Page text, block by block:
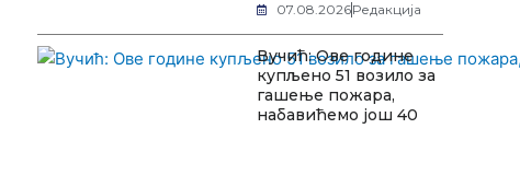
07.08.2026Редакција
Вучић: Ове године
купљено 51 возило за
гашење пожара,
набавићемо још 40